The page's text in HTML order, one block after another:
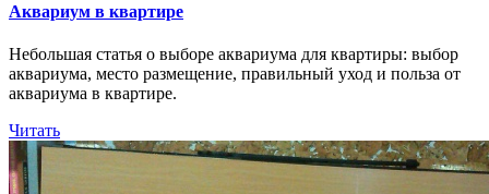
Аквариум в квартире
Небольшая статья о выборе аквариума для квартиры: выбор
аквариума, место размещение, правильный уход и польза от
аквариума в квартире.
Читать